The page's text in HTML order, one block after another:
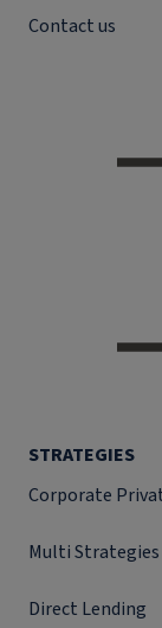
Contact us
STRATEGIES
Corporate
Multi Strategies
Direct Lending